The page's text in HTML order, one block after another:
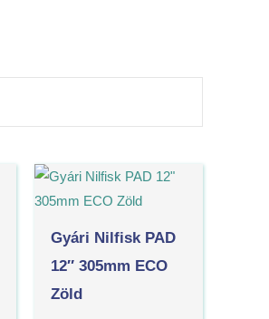
Gyári Nilfisk PAD
12″ 305mm ECO
Zöld